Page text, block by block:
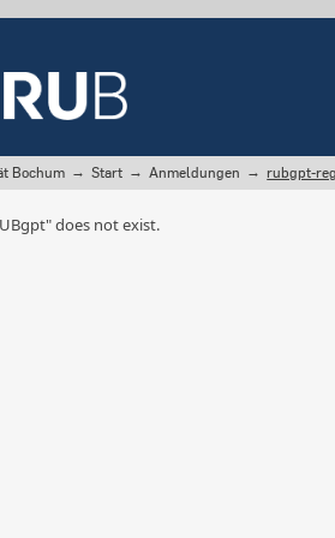
Bochum Start Anmeldungen rubgpt-
does not exist.